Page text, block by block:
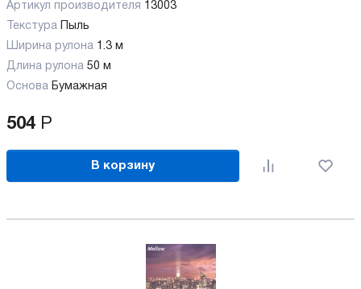
Артикул производителя 13003
Текстура
Пыль
Ширина рулона 1.3 м
Длина рулона 50 м
Основа Бумажная
504 Р
В корзину